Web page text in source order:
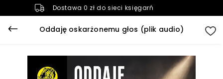
Dostawa 0 zł do sieci księgarń
Oddaję oskarżonemu głos (plik audio)